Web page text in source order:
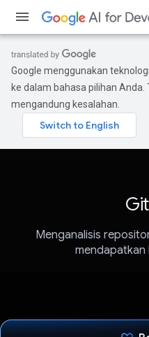
Google menggunakan
ke dalam bahasa pilihan
mengandung kesalahan.
Menganalisis
mendapatkan